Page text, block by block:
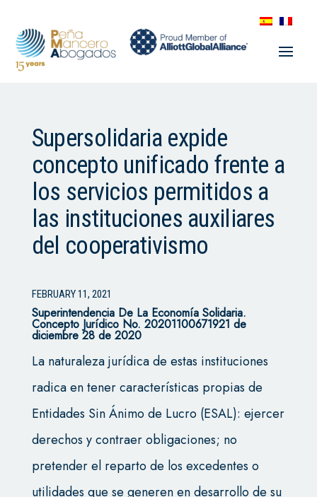
Supersolidaria expide
concepto unificado frente a
los servicios permitidos a
las instituciones auxiliares
del cooperativismo
FEBRUARY 11, 2021
Superintendencia De La Economía Solidaria.
Concepto Jurídico No. 20201100671921 de
diciembre 28 de 2020
La naturaleza jurídica de estas instituciones
radica en tener características propias de
Entidades Sin Ánimo de Lucro (ESAL): ejercer
derechos y contraer obligaciones; no
pretender el reparto de los excedentes o
utilidades que se generen en desarrollo de su